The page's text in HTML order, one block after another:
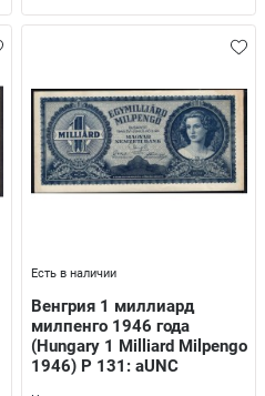
Есть в наличии
Венгрия 1 миллиард
милпенго 1946 года
(Hungary 1 Milliard Milpengo
1946) P 131: aUNC